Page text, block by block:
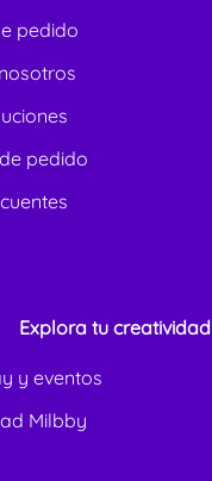
pedido
pedido
Explora tu creatividad
y eventos
Milbby